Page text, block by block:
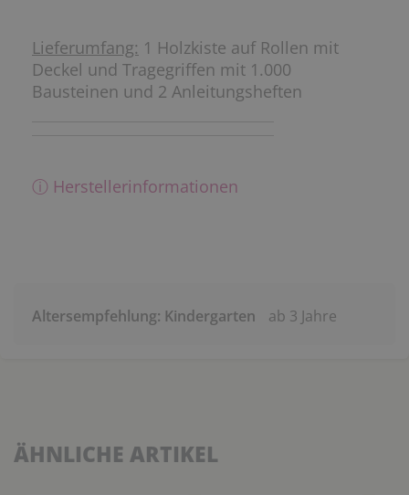
Lieferumfang: 1 Holzkiste auf Rollen mit
Deckel und Tragegriffen mit 1.000
Bausteinen und 2 Anleitungsheften
ⓘ Herstellerinformationen
Altersempfehlung: Kindergarten ab 3 Jahre
ÄHNLICHE ARTIKEL